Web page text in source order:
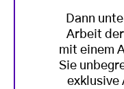
Dann
Arbeit
mit einem
Sie
exklusive